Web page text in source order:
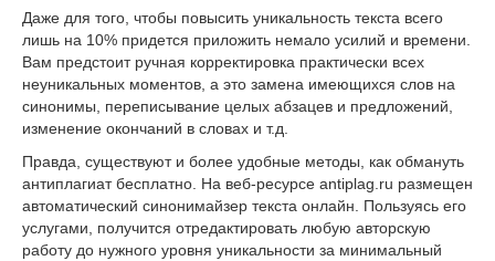
Даже для того, чтобы повысить уникальность текста всего
лишь на 10% придется приложить немало усилий и времени.
Вам предстоит ручная корректировка практически всех
неуникальных моментов, а это замена имеющихся слов на
синонимы, переписывание целых абзацев и предложений,
изменение окончаний в словах и т.д.
Правда, существуют и более удобные методы, как обмануть
антиплагиат бесплатно. На веб-ресурсе antiplag.ru размещен
автоматический синонимайзер текста онлайн. Пользуясь его
услугами, получится отредактировать любую авторскую
работу до нужного уровня уникальности за минимальный